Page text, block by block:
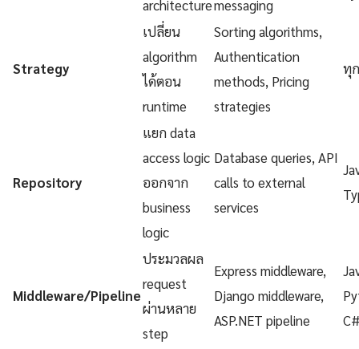
architecturemessaging
Strategy
เปลี่ยน
algorithm
ได้ตอน
runtime
Sorting algorithms,
Authentication
methods, Pricing
strategies
ทุ
Repository
แยก data
access logic
ออกจาก
business
logic
Database queries, API
calls to external
services
Middleware/Pipeline
ประมวลผล
request
ผ่านหลาย
step
Express middleware,
Django middleware,
ASP.NET pipeline